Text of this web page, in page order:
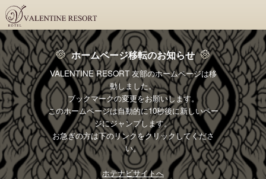
ホームページ移転のお知らせ
VALENTINE RESORT 友部のホームページは移
動しました。
ブックマークの変更をお願いします。
このホームページは自動的に10秒後に新しいペー
ジにジャンプします。
お急ぎの方は下のリンクをクリックしてくださ
い。
ホテナビサイトへ